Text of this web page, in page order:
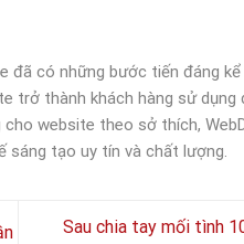
đã có những bước tiến đáng
trở thành khách hàng sử dụng
website theo sở thích,
sáng tạo uy tín và chất lượng.
Sau chia tay mối tình